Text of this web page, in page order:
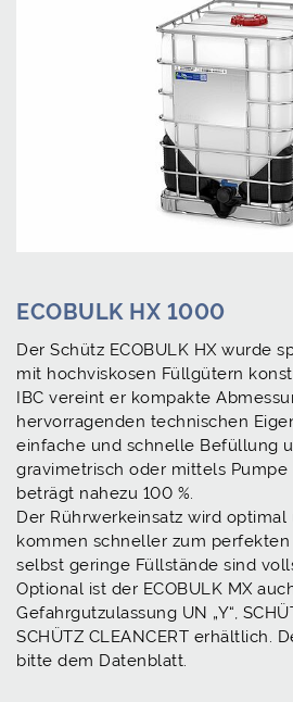
ECOBULK HX 1000
Der Schütz ECOBULK HX wurde
mit hochviskosen Füllgütern
IBC vereint er kompakte
hervorragenden technischen
einfache und schnelle Befüllung
gravimetrisch oder mittels
beträgt nahezu 100 %.
Der Rührwerkeinsatz wird optimal
kommen schneller zum
selbst geringe Füllstände sind
Optional ist der ECOBULK MX
Gefahrgutzulassung UN „Y“,
SCHÜTZ CLEANCERT erhältlich.
bitte dem Datenblatt.